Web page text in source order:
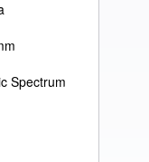
Spectrum